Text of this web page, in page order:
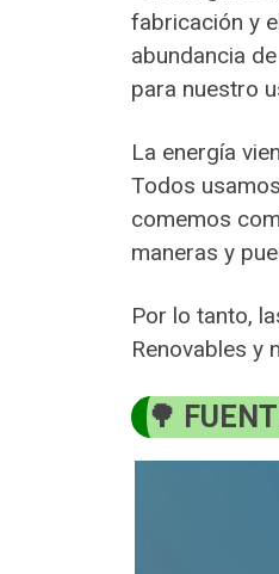
fabricación y
abundancia
para nuestro
La energía
Todos
comemos
maneras y
Por lo tanto,
Renovables y